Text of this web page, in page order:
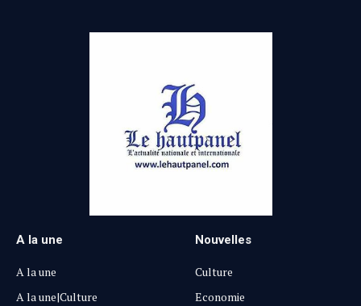
A la une
A la une
A la une|Culture
Nouvelles
Culture
Economie